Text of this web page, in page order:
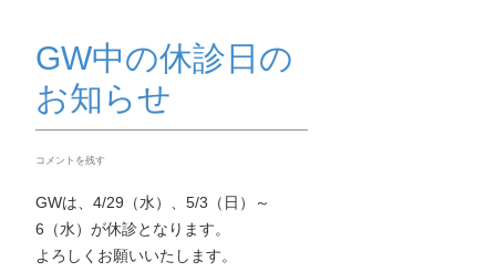
GW中の休診日の
お知らせ
コメントを残す
GWは、4/29（水）、5/3（日）～
6（水）が休診となります。
よろしくお願いいたします。